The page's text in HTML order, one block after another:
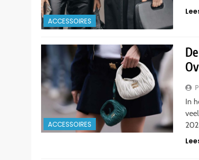
ACCESSOIRES
ACCESSOIRES
In